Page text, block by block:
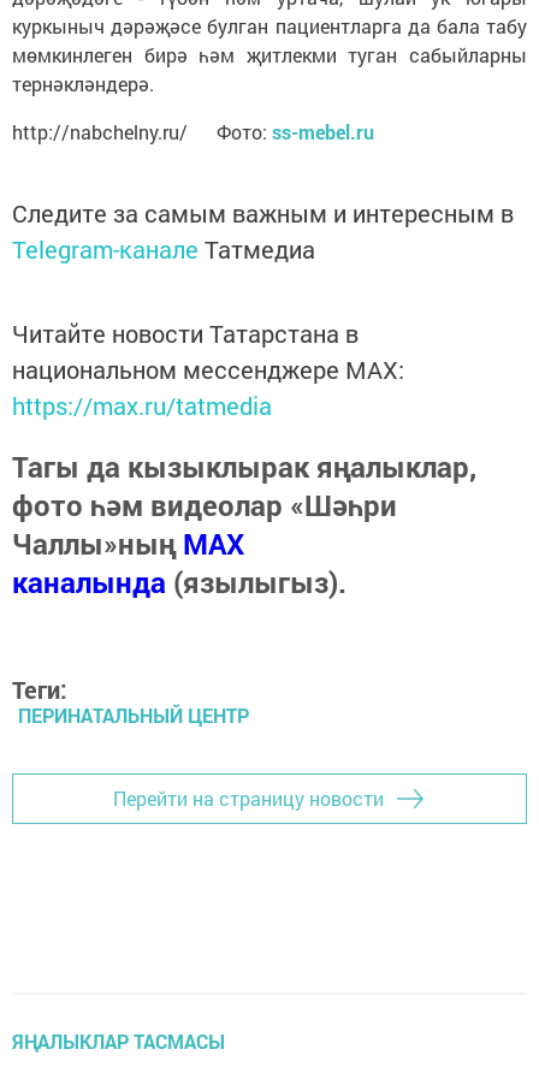
куркыныч дәрәҗәсе булган пациентларга да бала табу
мөмкинлеген бирә һәм җитлекми туган сабыйларны
тернәкләндерә.
http://nabchelny.ru/ Фото: ss-mebel.ru
Следите за самым важным и интересным в
Telegram-канале Татмедиа
Читайте новости Татарстана в
национальном мессенджере MАХ:
https://max.ru/tatmedia
Тагы да кызыклырак яңалыклар,
фото һәм видеолар «Шәһри
Чаллы»ныңMAX
каналында (язылыгыз).
Теги:
ПЕРИНАТАЛЬНЫЙ ЦЕНТР
Перейти на страницу новости
ЯҢАЛЫКЛАР ТАСМАСЫ